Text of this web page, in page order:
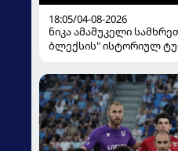
18:05/04-08-2026
ნიკა ამაშუკელი
ბლექსის" ისტორიულ